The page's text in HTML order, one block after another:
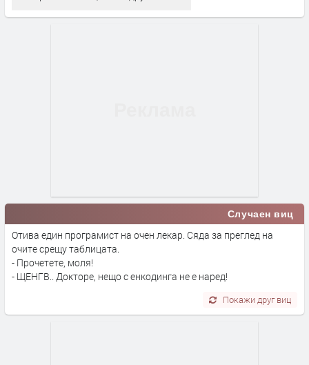
Случаен виц
Отива един програмист на очен лекар. Сяда за преглед на
очите срещу таблицата.
- Прочетете, моля!
- ЩЕНГВ.. Докторе, нещо с енкодинга не е наред!
Покажи друг виц